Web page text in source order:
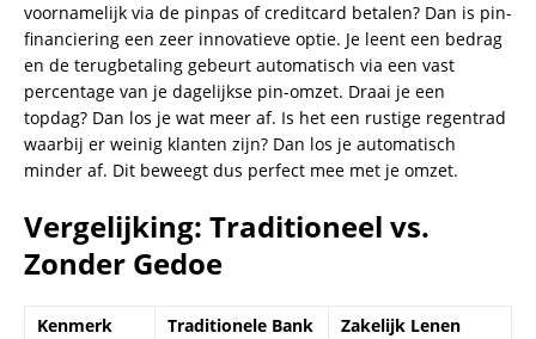
voornamelijk via de pinpas of creditcard betalen? Dan is pin-
financiering een zeer innovatieve optie. Je leent een bedrag
en de terugbetaling gebeurt automatisch via een vast
percentage van je dagelijkse pin-omzet. Draai je een
topdag? Dan los je wat meer af. Is het een rustige regentrad
waarbij er weinig klanten zijn? Dan los je automatisch
minder af. Dit beweegt dus perfect mee met je omzet.
Vergelijking: Traditioneel vs.
Zonder Gedoe
Kenmerk Traditionele Bank
Zakelijk Lenen